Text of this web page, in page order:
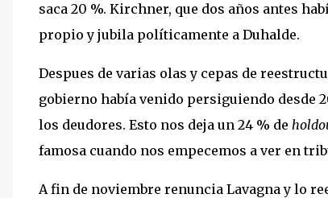
saca 20 %. Kirchner, que dos años antes
propio y jubila políticamente a Duhalde.
Despues de varias olas y cepas de
gobierno había venido persiguiendo desde
los deudores. Esto nos deja un 24 % de
famosa cuando nos empecemos a ver en
A fin de noviembre renuncia Lavagna y lo